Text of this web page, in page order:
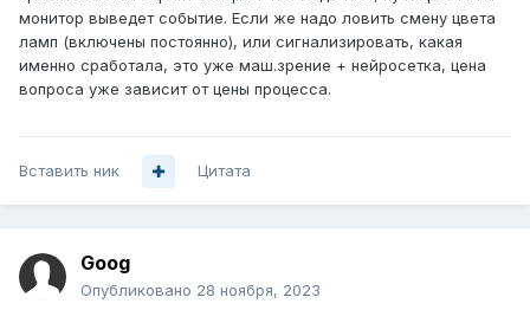
монитор выведет событие. Если же надо ловить смену цвета
ламп (включены постоянно), или сигнализировать, какая
именно сработала, это уже маш.зрение + нейросетка, цена
вопроса уже зависит от цены процесса.
Вставить ник Цитата
Goog
Опубликовано 28 ноября, 2023